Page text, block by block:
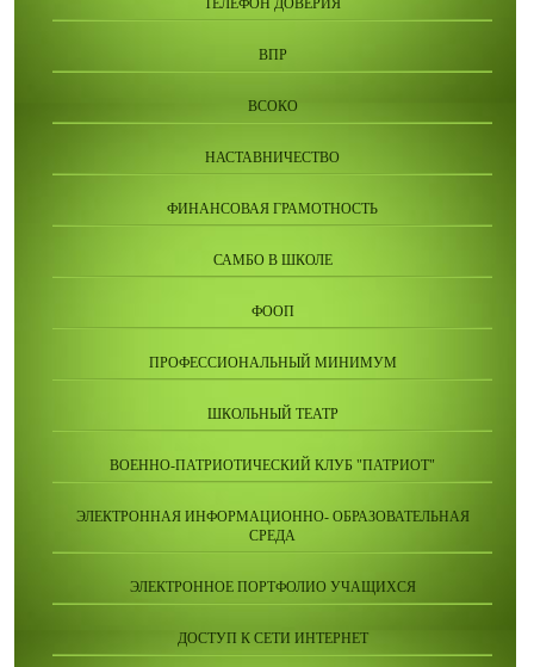
ТЕЛЕФОН ДОВЕРИЯ
ВПР
ВСОКО
НАСТАВНИЧЕСТВО
ФИНАНСОВАЯ ГРАМОТНОСТЬ
САМБО В ШКОЛЕ
ФООП
ПРОФЕССИОНАЛЬНЫЙ МИНИМУМ
ШКОЛЬНЫЙ ТЕАТР
ВОЕННО-ПАТРИОТИЧЕСКИЙ КЛУБ "ПАТРИОТ"
ЭЛЕКТРОННАЯ ИНФОРМАЦИОННО- ОБРАЗОВАТЕЛЬНАЯ
СРЕДА
ЭЛЕКТРОННОЕ ПОРТФОЛИО УЧАЩИХСЯ
ДОСТУП К СЕТИ ИНТЕРНЕТ